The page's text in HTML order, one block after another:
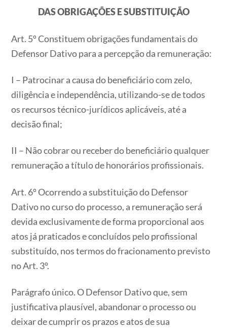
DAS OBRIGAÇÕES E SUBSTITUIÇÃO
Art. 5º Constituem obrigações fundamentais do
Defensor Dativo para a percepção da remuneração:
I – Patrocinar a causa do beneficiário com zelo,
diligência e independência, utilizando-se de todos
os recursos técnico-jurídicos aplicáveis, até a
decisão final;
II – Não cobrar ou receber do beneficiário qualquer
remuneração a título de honorários profissionais.
Art. 6º Ocorrendo a substituição do Defensor
Dativo no curso do processo, a remuneração será
devida exclusivamente de forma proporcional aos
atos já praticados e concluídos pelo profissional
substituído, nos termos do fracionamento previsto
no Art. 3º.
Parágrafo único. O Defensor Dativo que, sem
justificativa plausível, abandonar o processo ou
deixar de cumprir os prazos e atos de sua